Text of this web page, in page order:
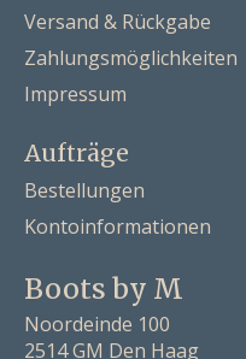
Versand & Rückgabe
Zahlungsmöglichkeiten
Impressum
Aufträge
Bestellungen
Kontoinformationen
Boots by M
Noordeinde 100
2514 GM Den Haag